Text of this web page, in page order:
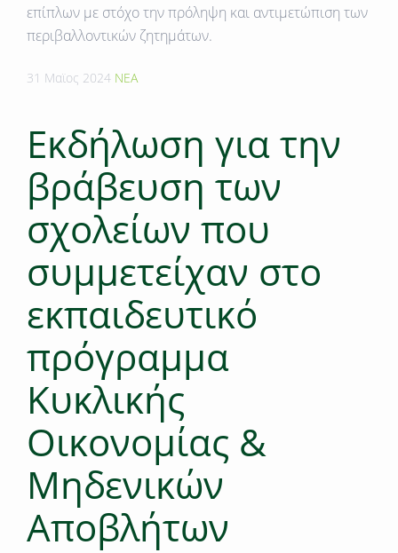
επίπλων με στόχο την πρόληψη και αντιμετώπιση των
περιβαλλοντικών ζητημάτων.
31 Μαϊος 2024 ΝΕΑ
Εκδήλωση για την
βράβευση των
σχολείων που
συμμετείχαν στο
εκπαιδευτικό
πρόγραμμα
Κυκλικής
Οικονομίας &
Μηδενικών
Αποβλήτων